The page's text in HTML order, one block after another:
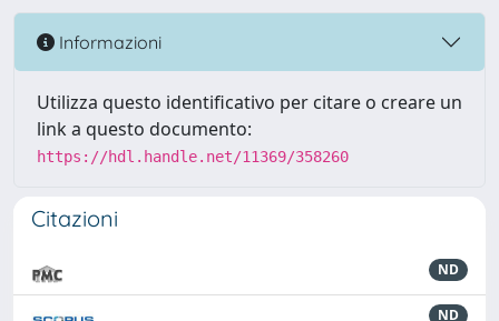
Informazioni
Utilizza questo identificativo per citare o creare un
link a questo documento:
https://hdl.handle.net/11369/358260
Citazioni
ND
ND